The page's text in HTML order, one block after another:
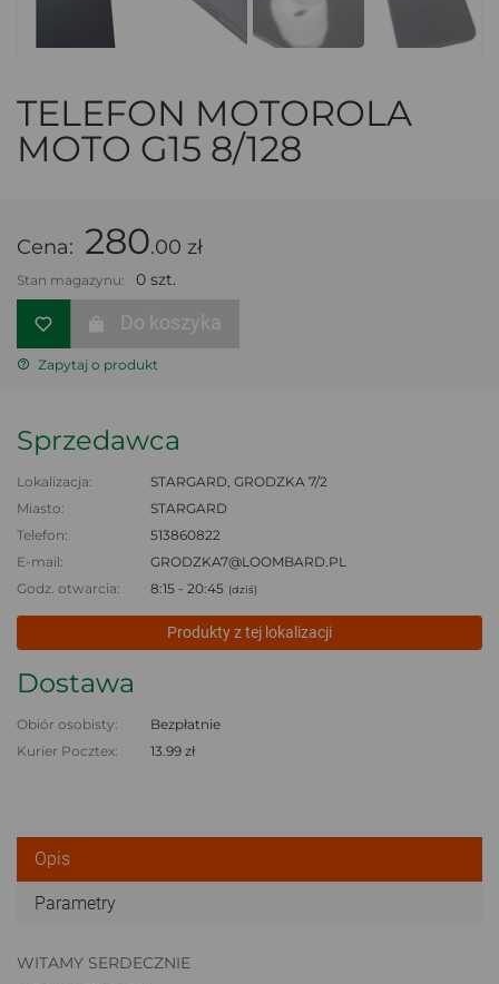
TELEFON MOTOROLA
MOTO G15 8/128
Cena: 280.00 zł
Stan magazynu: 0 szt.
Do koszyka
Zapytaj o produkt
Sprzedawca
Lokalizacja:
STARGARD, GRODZKA 7/2
Miasto:
STARGARD
Telefon:
513860822
E-mail:
GRODZKA7@LOOMBARD.PL
Godz. otwarcia:
8:15 - 20:45 (dziś)
Produkty z tej lokalizacji
Dostawa
Obiór osobisty:
Bezpłatnie
Kurier Pocztex:
13.99 zł
Opis
Parametry
WITAMY SERDECZNIE